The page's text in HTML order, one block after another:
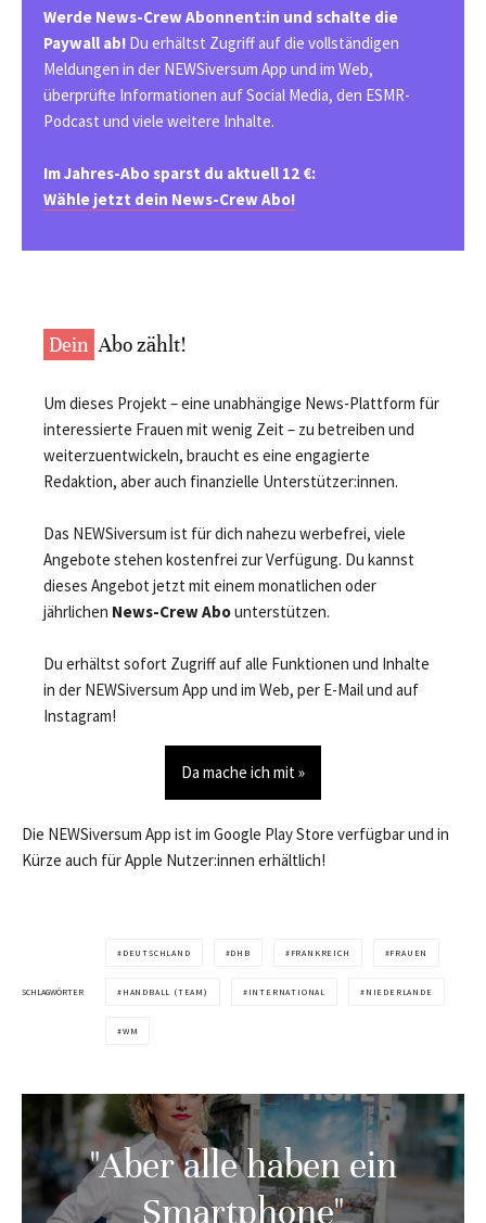
Werde News-Crew Abonnent:in und schalte die
Paywall ab! Du erhältst Zugriff auf die vollständigen
Meldungen in der NEWSiversum App und im Web,
überprüfte Informationen auf Social Media, den ESMR-
Podcast und viele weitere Inhalte.
Im Jahres-Abo sparst du aktuell 12 €:
Wähle jetzt dein News-Crew Abo!
Dein Abo zählt!
Um dieses Projekt – eine unabhängige News-Plattform für
interessierte Frauen mit wenig Zeit – zu betreiben und
weiterzuentwickeln, braucht es eine engagierte
Redaktion, aber auch finanzielle Unterstützer:innen.
Das NEWSiversum ist für dich nahezu werbefrei, viele
Angebote stehen kostenfrei zur Verfügung. Du kannst
dieses Angebot jetzt mit einem monatlichen oder
jährlichen News-Crew Abounterstützen.
Du erhältst sofort Zugriff auf alle Funktionen und Inhalte
in der NEWSiversum App und im Web, per E-Mail und auf
Instagram!
Da mache ich mit »
Die NEWSiversum App ist im Google Play Store verfügbar und in
Kürze auch für Apple Nutzer:innen erhältlich!
SCHLAGWÖRTER
DEUTSCHLAND DHB FRANKREICH FRAUEN
HANDBALL (TEAM) INTERNATIONAL NIEDERLANDE
WM
"Aber alle haben ein
Smartphone"